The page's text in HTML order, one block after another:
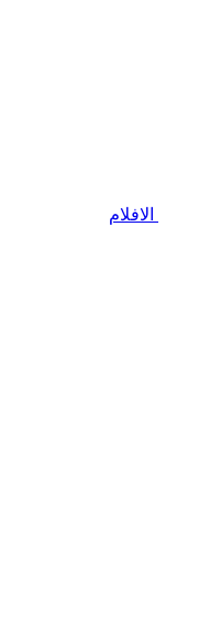
الافلام